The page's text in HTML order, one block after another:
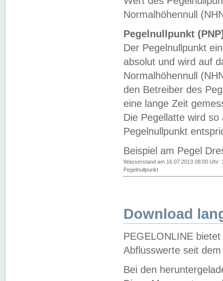
Normalhöhennull
Pegelnullpunkt
Der Pegelnullpunkt
absolut und wird auf
Normalhöhennull
den Betreiber des
eine lange Zeit
Die Pegellatte wird
Pegelnullpunkt
Beispiel am Pegel
Wasserstand am 16.07.2013 08:00 Uhr:
Pegelnullpunkt
Download
PEGELONLINE
Abflusswerte seit
Bei den